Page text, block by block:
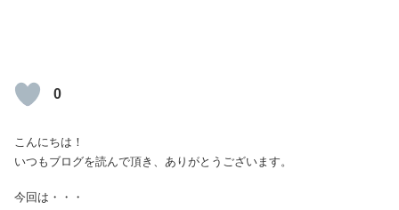
0
こんにちは！
いつもブログを読んで頂き、ありがとうございます。
今回は・・・